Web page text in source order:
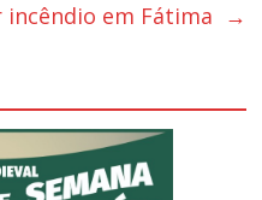
em Fátima →